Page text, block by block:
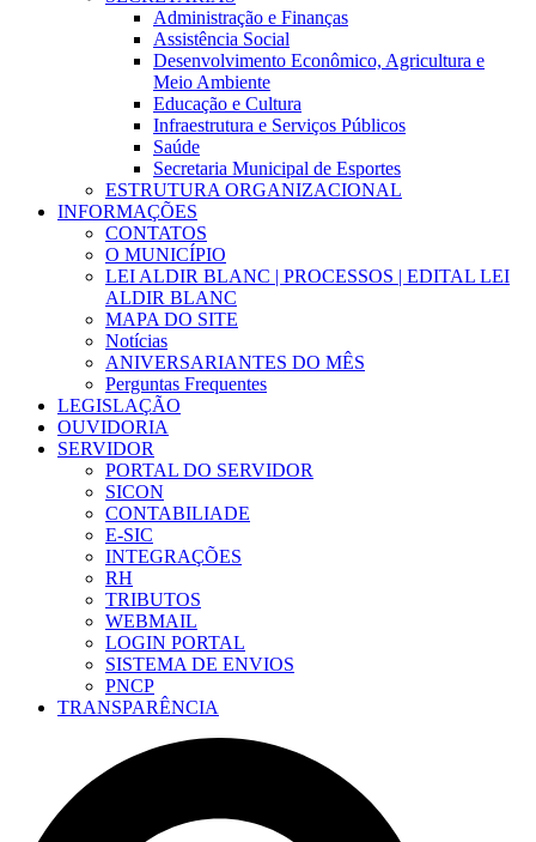
Administração e Finanças
Assistência Social
Desenvolvimento Econômico, Agricultura e
Meio Ambiente
Educação e Cultura
Infraestrutura e Serviços Públicos
Saúde
Secretaria Municipal de Esportes
ESTRUTURA ORGANIZACIONAL
INFORMAÇÕES
CONTATOS
O MUNICÍPIO
LEI ALDIR BLANC | PROCESSOS | EDITAL LEI
ALDIR BLANC
MAPA DO SITE
Notícias
ANIVERSARIANTES DO MÊS
Perguntas Frequentes
LEGISLAÇÃO
OUVIDORIA
SERVIDOR
PORTAL DO SERVIDOR
SICON
CONTABILIADE
E-SIC
INTEGRAÇÕES
RH
TRIBUTOS
WEBMAIL
LOGIN PORTAL
SISTEMA DE ENVIOS
PNCP
TRANSPARÊNCIA